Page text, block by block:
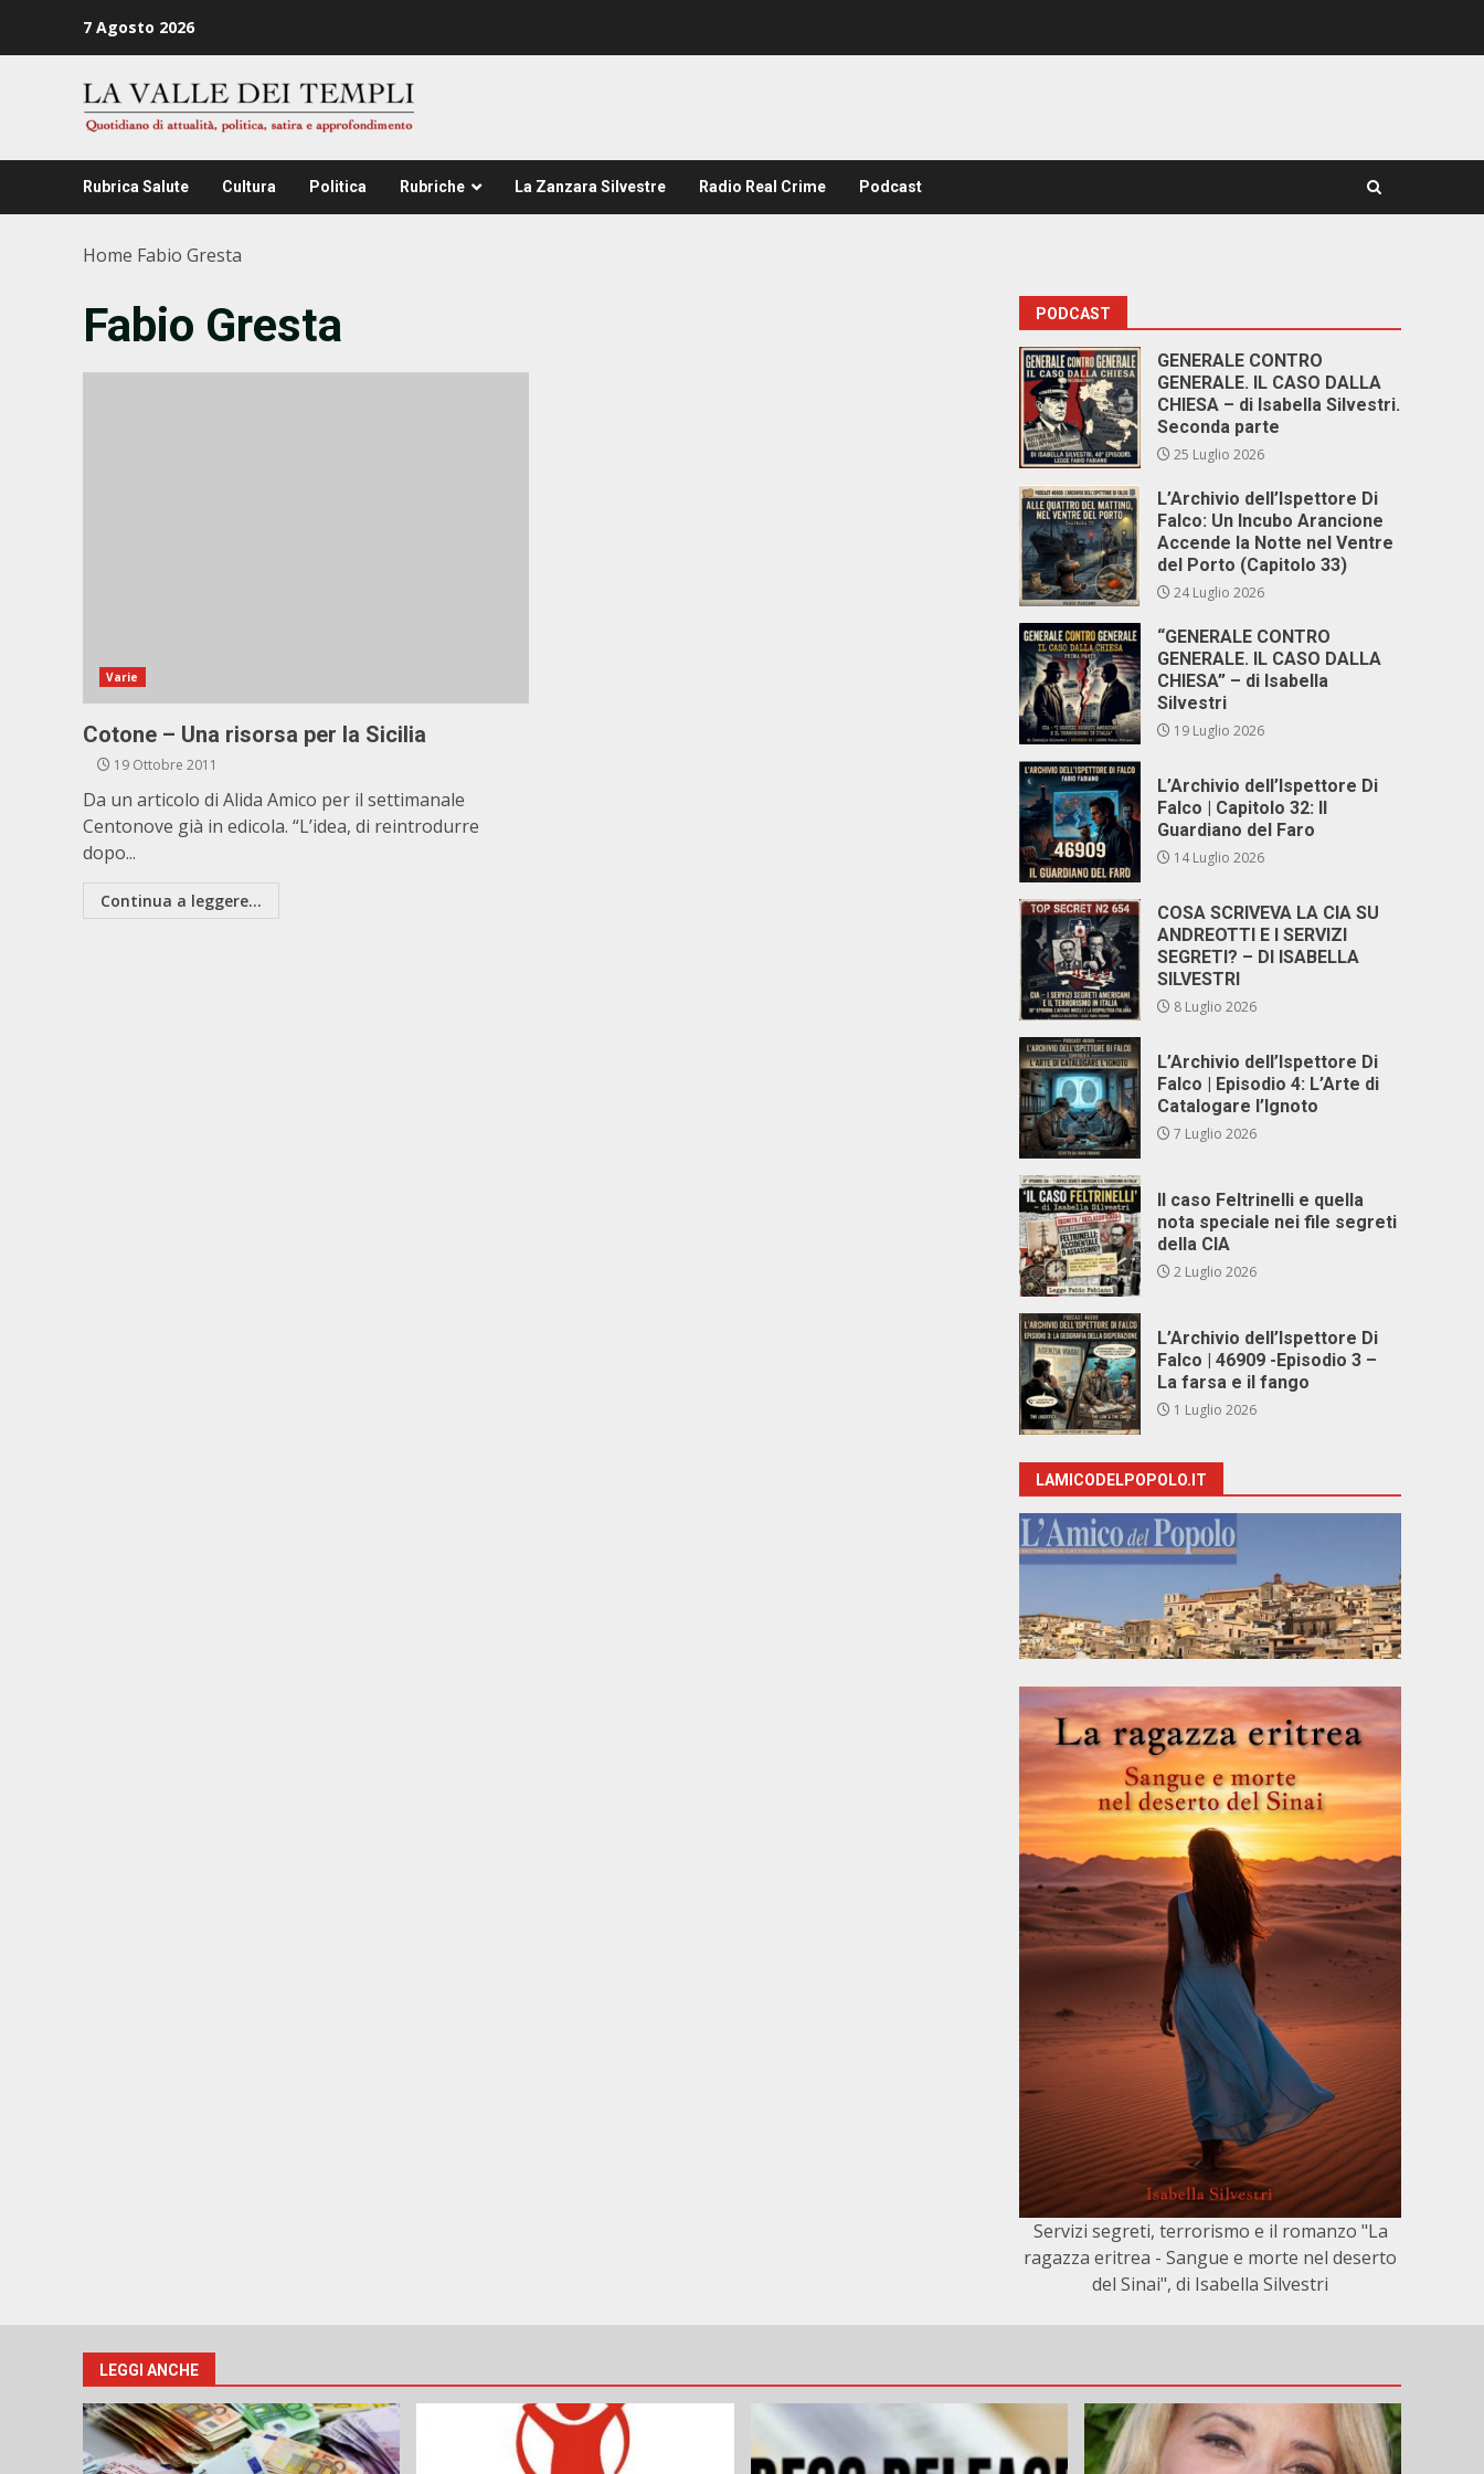
7 Agosto 2026
Rubrica Salute Cultura Politica Rubriche La Zanzara Silvestre Radio Real Crime Podcast
Home Fabio Gresta
Fabio Gresta
Varie
Cotone – Una risorsa per la Sicilia
19 Ottobre 2011
Da un articolo di Alida Amico per il settimanale
Centonove già in edicola. “L’idea, di reintrodurre
dopo...
Continua a leggere...
PODCAST
GENERALE CONTRO
GENERALE. IL CASO DALLA
CHIESA – di Isabella Silvestri.
Seconda parte
25 Luglio 2026
L’Archivio dell’Ispettore Di
Falco: Un Incubo Arancione
Accende la Notte nel Ventre
del Porto (Capitolo 33)
24 Luglio 2026
“GENERALE CONTRO
GENERALE. IL CASO DALLA
CHIESA” – di Isabella
Silvestri
19 Luglio 2026
L’Archivio dell’Ispettore Di
Falco | Capitolo 32: Il
Guardiano del Faro
14 Luglio 2026
COSA SCRIVEVA LA CIA SU
ANDREOTTI E I SERVIZI
SEGRETI? – DI ISABELLA
SILVESTRI
8 Luglio 2026
L’Archivio dell’Ispettore Di
Falco | Episodio 4: L’Arte di
Catalogare l’Ignoto
7 Luglio 2026
Il caso Feltrinelli e quella
nota speciale nei file segreti
della CIA
2 Luglio 2026
L’Archivio dell’Ispettore Di
Falco | 46909 -Episodio 3 –
La farsa e il fango
1 Luglio 2026
LAMICODELPOPOLO.IT
Servizi segreti, terrorismo e il romanzo "La
ragazza eritrea - Sangue e morte nel deserto
del Sinai", di Isabella Silvestri
LEGGI ANCHE